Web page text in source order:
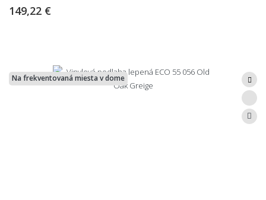
149,22 €
Na frekventovaná miesta v dome